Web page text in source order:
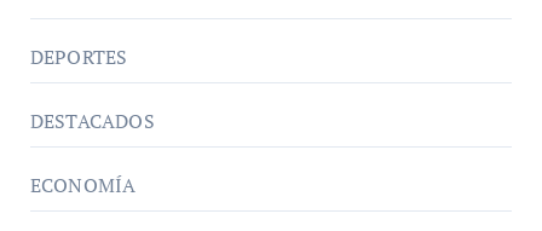
DEPORTES
DESTACADOS
ECONOMÍA